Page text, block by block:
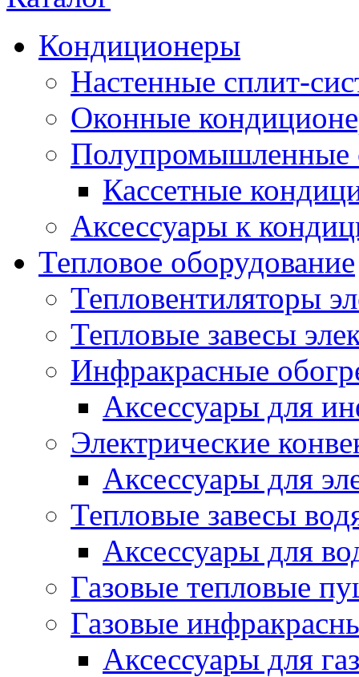
Кондиционеры
Настенные сплит-
Оконные
Полупромышленные
Кассетные
Аксессуары к
Тепловое оборудование
Тепловентиляторы
Тепловые завесы
Инфракрасные
Аксессуары для
Электрические
Аксессуары для
Тепловые завесы
Аксессуары для
Газовые тепловые
Газовые
Аксессуары для